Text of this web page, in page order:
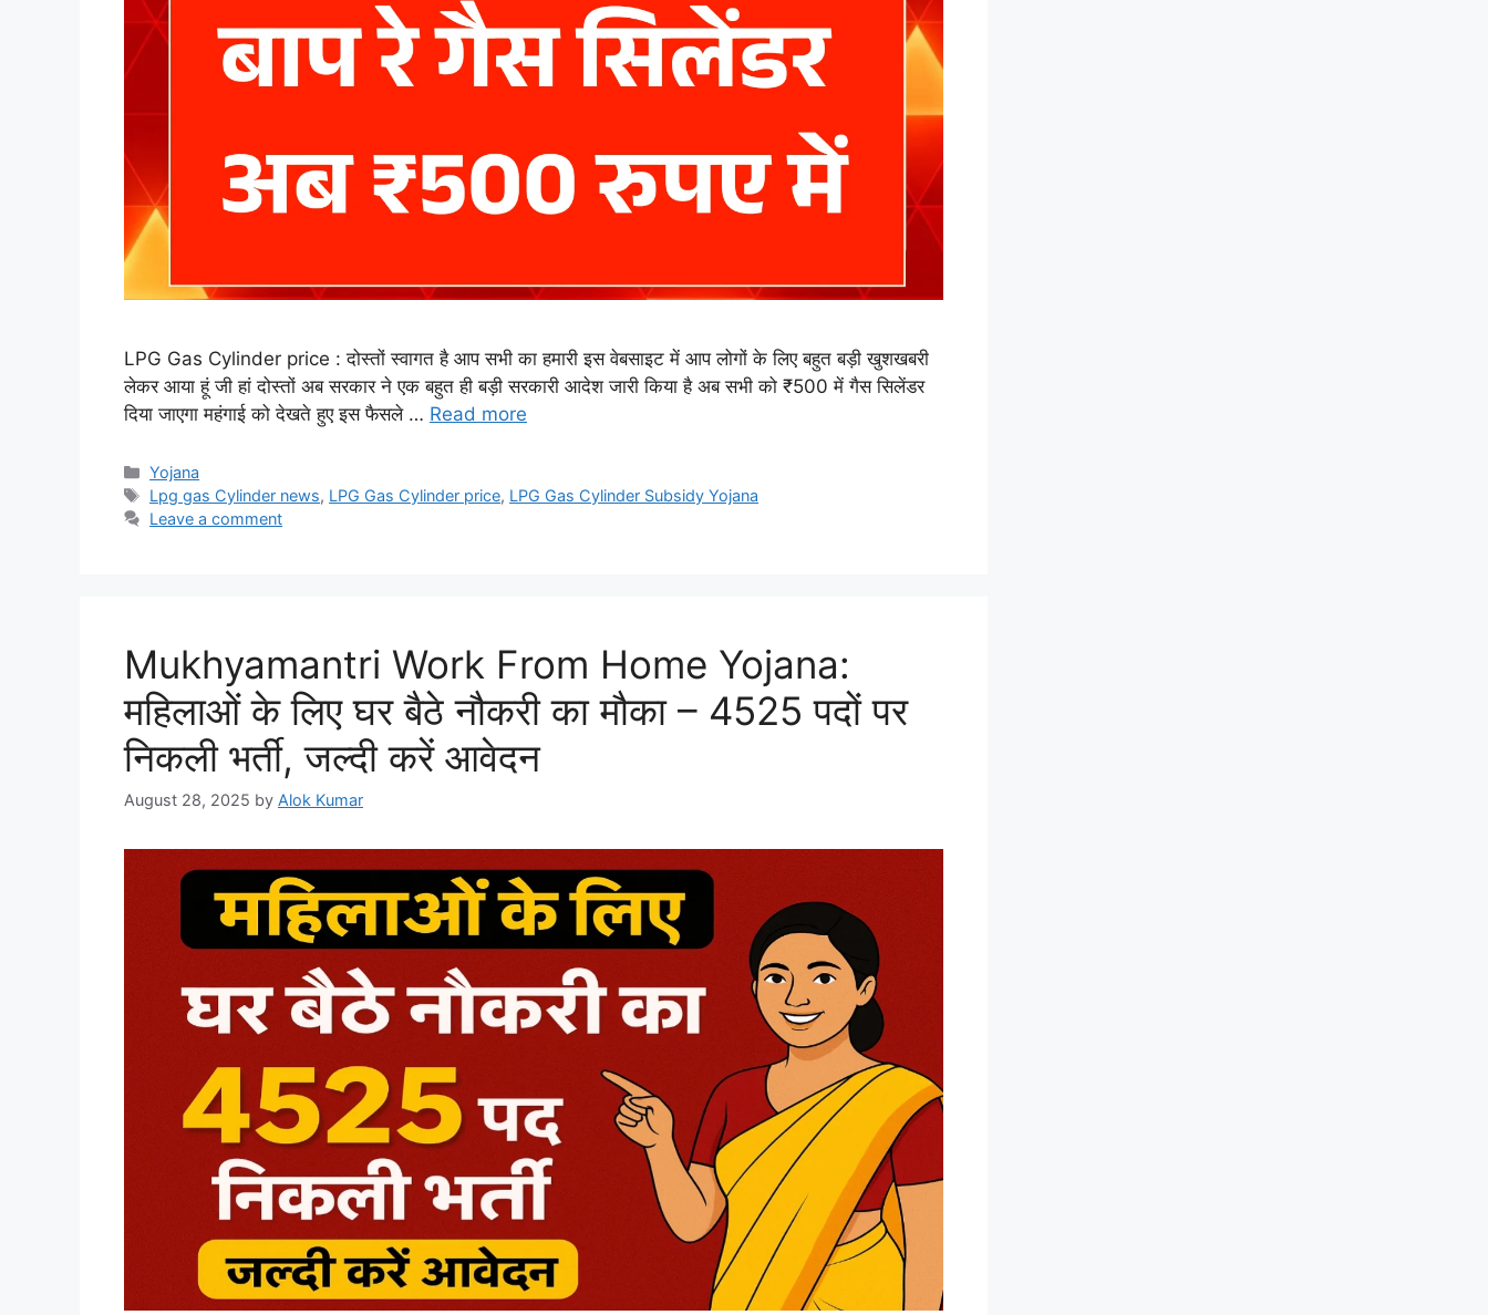
LPG Gas Cylinder price : दोस्तों स्वागत है आप सभी का हमारी इस वेबसाइट में आप लोगों के लिए बहुत बड़ी खुशखबरी
लेकर आया हूं जी हां दोस्तों अब सरकार ने एक बहुत ही बड़ी सरकारी आदेश जारी किया है अब सभी को ₹500 में गैस सिलेंडर
दिया जाएगा महंगाई को देखते हुए इस फैसले … Read more
Categories
Yojana
Tags
Lpg gas Cylinder news, LPG Gas Cylinder price, LPG Gas Cylinder Subsidy Yojana
Leave a comment
Mukhyamantri Work From Home Yojana:
महिलाओं के लिए घर बैठे नौकरी का मौका – 4525 पदों पर
निकली भर्ती, जल्दी करें आवेदन
August 28, 2025 by Alok Kumar